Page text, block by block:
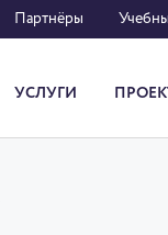
Партнёры
УСЛУГИ